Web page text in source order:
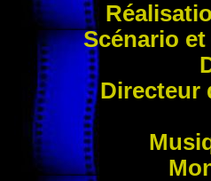
Scénario
Directeur